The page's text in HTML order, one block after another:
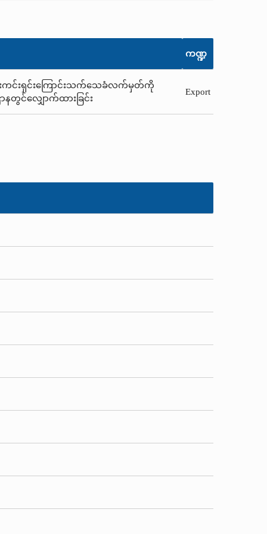
ကဏ္ဍ
းကင်းရှင်းကြောင်းသက်သေခံလက်မှတ်ကို
ာနတွင်လျှောက်ထားခြင်း
Export